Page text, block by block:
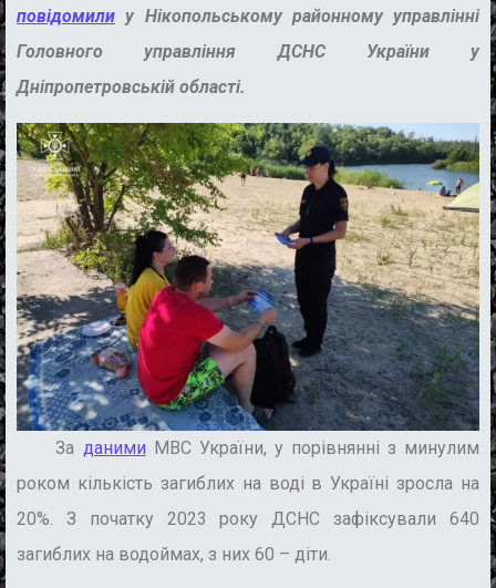
повідомили у Нікопольському районному управлінні
Головного управління ДСНС України у
Дніпропетровській області.
За даними МВС України, у порівнянні з минулим
роком кількість загиблих на воді в Україні зросла на
20%. З початку 2023 року ДСНС зафіксували 640
загиблих на водоймах, з них 60 – діти.